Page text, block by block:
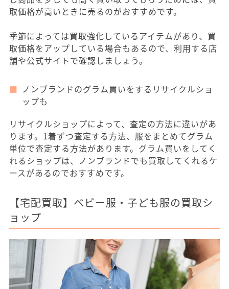
取価格が高いときに売るのがおすすめです。
季節によっては買取強化しているアイテムがあり、買
取価格をアップしている場合もあるので、利用する店
舗や公式サイトで確認しましょう。
ノンブランドのグラム買いをするリサイクルショ
ップも
リサイクルショップによって、査定の方法に違いがあ
ります。1着ずつ査定する方法、服をまとめてグラム
単位で査定する方法があります。グラム買いをしてく
れるショップは、ノンブランドでも買取してくれるケ
ースがあるのでおすすめです。
【宅配買取】ベビー服・子ども服の買取シ
ョップ